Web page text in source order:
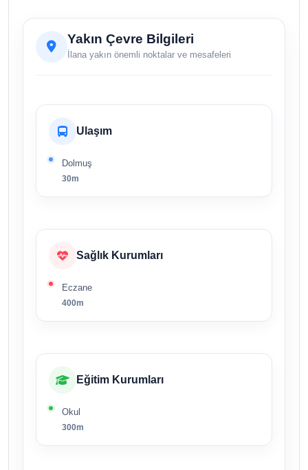
Yakın Çevre Bilgileri
İlana yakın önemli noktalar ve mesafeleri
Ulaşım
Dolmuş
30m
Sağlık Kurumları
Eczane
400m
Eğitim Kurumları
Okul
300m